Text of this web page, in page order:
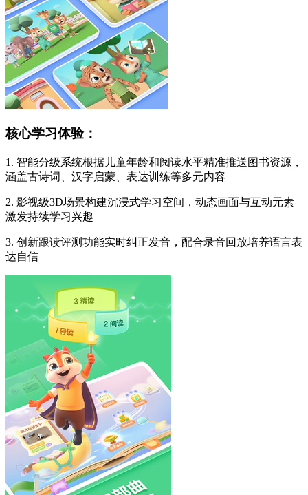
核心学习体验：
1. 智能分级系统根据儿童年龄和阅读水平精准推送图书资源，
涵盖古诗词、汉字启蒙、表达训练等多元内容
2. 影视级3D场景构建沉浸式学习空间，动态画面与互动元素
激发持续学习兴趣
3. 创新跟读评测功能实时纠正发音，配合录音回放培养语言表
达自信